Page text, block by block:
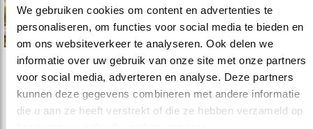
We gebruiken cookies om content en advertenties te
personaliseren, om functies voor social media te bieden en
om ons websiteverkeer te analyseren. Ook delen we
informatie over uw gebruik van onze site met onze partners
voor social media, adverteren en analyse. Deze partners
kunnen deze gegevens combineren met andere informatie
die u aan ze heeft verstrekt of die ze hebben verzameld op
Nieuws
Expositie IJsselmeernatuur